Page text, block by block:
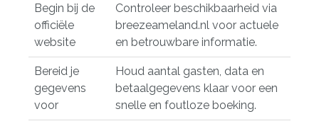
Begin bij de
officiële
website
Controleer beschikbaarheid via
breezeameland.nl voor actuele
en betrouwbare informatie.
Bereid je
gegevens
voor
Houd aantal gasten, data en
betaalgegevens klaar voor een
snelle en foutloze boeking.